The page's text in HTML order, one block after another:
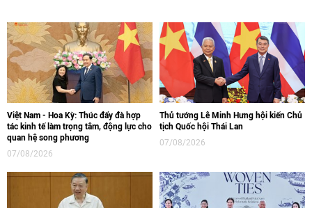
Việt Nam - Hoa Kỳ: Thúc đẩy đà hợp
tác kinh tế làm trọng tâm, động lực cho
quan hệ song phương
07/08/2026
Thủ tướng Lê Minh Hưng hội kiến Chủ
tịch Quốc hội Thái Lan
07/08/2026